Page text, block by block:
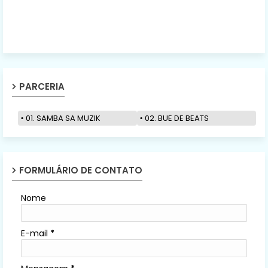
PARCERIA
01. SAMBA SA MUZIK 02. BUE DE BEATS
FORMULÁRIO DE CONTATO
Nome
E-mail *